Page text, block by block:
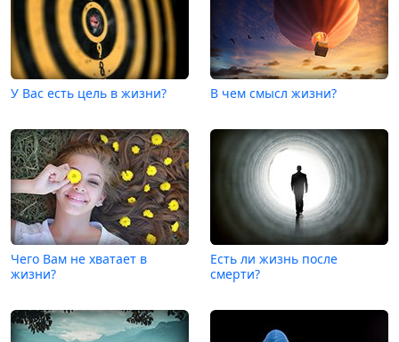
У Вас есть цель в жизни? В чем смысл жизни?
Чего Вам не хватает в
жизни?
Есть ли жизнь после
смерти?